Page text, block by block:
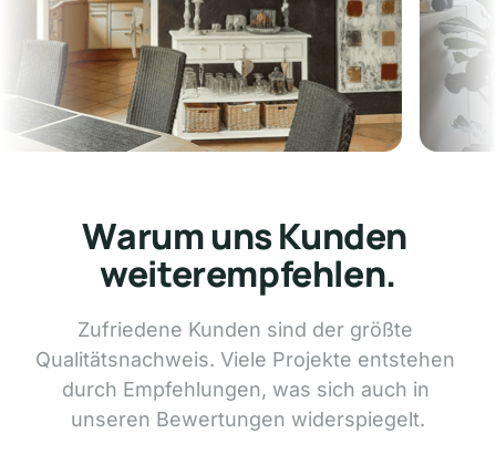
Fugenloses Bad
📍 Esslingen
Warum uns Kunden
weiterempfehlen.
Zufriedene Kunden sind der
Qualitätsnachweis. Viele Projekte
durch Empfehlungen, was sich auch
unseren Bewertungen widerspiegelt.